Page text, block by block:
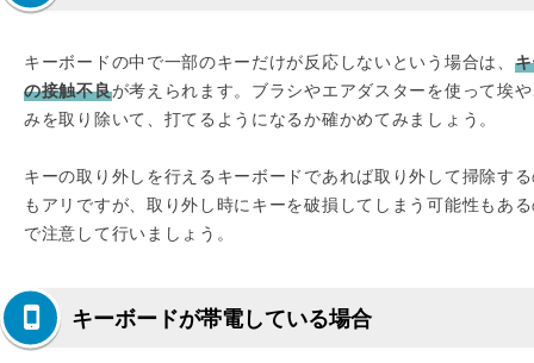
キーボードの中で一部のキーだけが反応しないという場合は、
の接触不良が考えられます。ブラシやエアダスターを使って埃
みを取り除いて、打てるようになるか確かめてみましょう。
キーの取り外しを行えるキーボードであれば取り外して掃除す
もアリですが、取り外し時にキーを破損してしまう可能性もあ
で注意して行いましょう。
キーボードが帯電している場合